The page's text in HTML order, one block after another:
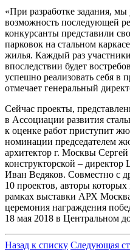
«При разработке задания, мы
возможность последующей
конкурсанты представили
парковок на стальном
жилья. Каждый раз
впоследствии будет
успешно реализовать себя в
отмечает генеральный
Сейчас проекты,
в Ассоциации развития
к оценке работ приступит
номинации председателем
архитектор г. Москвы
конструкторской –
Иван Ведяков. Совместно с
10 проектов, авторы
рамках выставки АРХ
церемония награждения
18 мая 2018 в Центральном
Назад к списку Следующая